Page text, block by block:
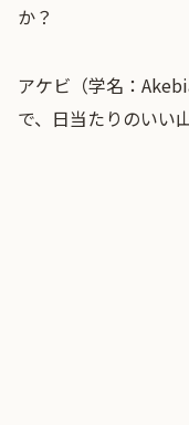
か？
アケビ（学名：
で、日当たりのいい